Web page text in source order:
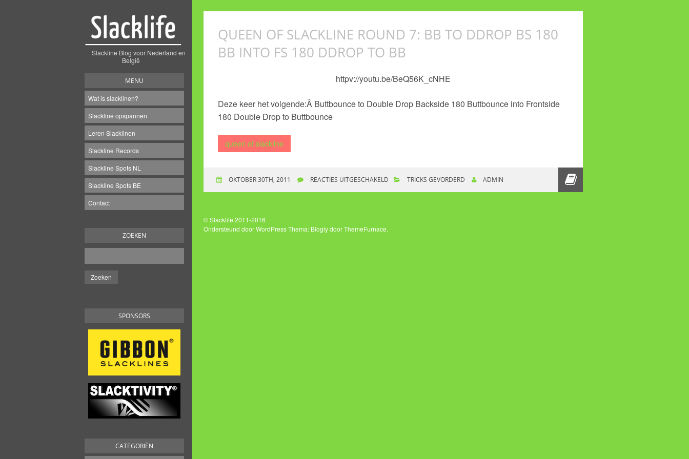
Slackline Blog voor Nederland en
België
MENU
Wat is slacklinen?
Slackline opspannen
Leren Slacklinen
Slackline Records
Slackline Spots NL
Slackline Spots BE
Contact
ZOEKEN
SPONSORS
CATEGORIËN
QUEEN OF SLACKLINE ROUND 7: BB TO DDROP BS 180
BB INTO FS 180 DDROP TO BB
httpv://youtu.be/BeQ56K_cNHE
Deze keer het volgende:Â Buttbounce to Double Drop Backside 180 Buttbounce into Frontside
180 Double Drop to Buttbounce
queen of slackline
OKTOBER 30TH, 2011 REACTIES UITGESCHAKELD VOOR QUEEN OF SLACKLINE ROUND 7: BB TO DDROP BS 180 BB
TRICKS GEVORDERD ADMIN
© Slacklife 2011-2016
Ondersteund door WordPressThema: Blogly doorThemeFurnace.